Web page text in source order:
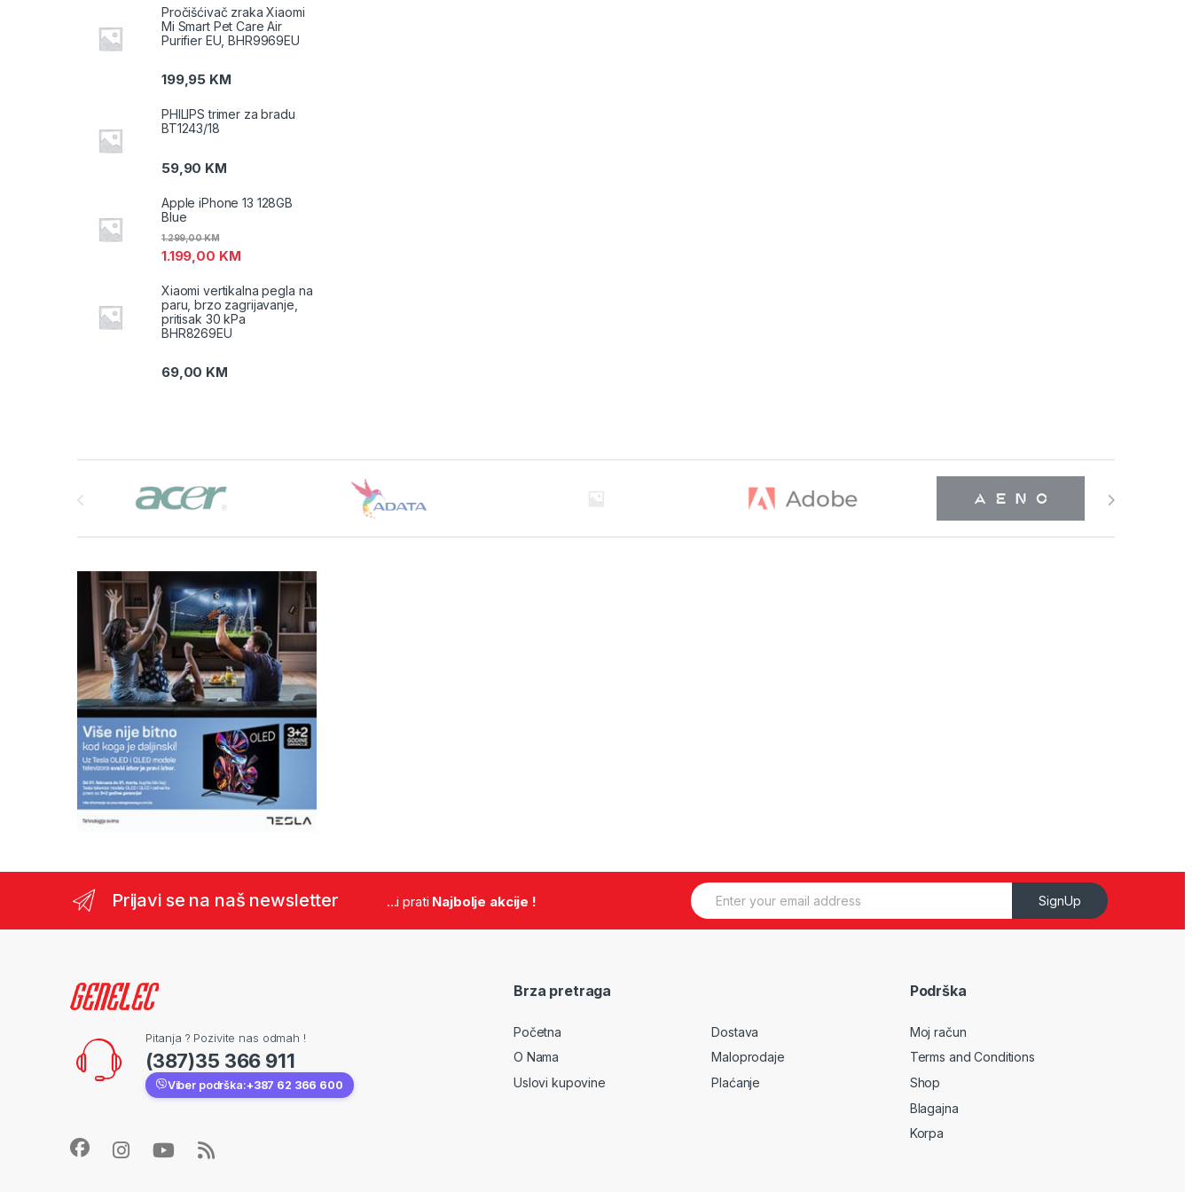
Pročišćivač zraka Xiaomi
Mi Smart Pet Care Air
Purifier EU, BHR9969EU
199,95 KM
PHILIPS trimer za bradu
BT1243/18
59,90 KM
Apple iPhone 13 128GB
Blue
1.199,00 KM
1.299,00KM
Xiaomi vertikalna pegla na
paru, brzo zagrijavanje,
pritisak 30 kPa
BHR8269EU
69,00 KM
Prijavi se na naš newsletter ...i prati Najbolje akcije !
E
m
SignUp
Pitanja ? Pozivite nas odmah !
(387)35 366 911
Viber podrška:+387 62 366 600
Brza pretraga
Početna
O Nama
Uslovi kupovine
Dostava
Maloprodaje
Plaćanje
Podrška
Moj račun
Terms and Conditions
Shop
Blagajna
Korpa